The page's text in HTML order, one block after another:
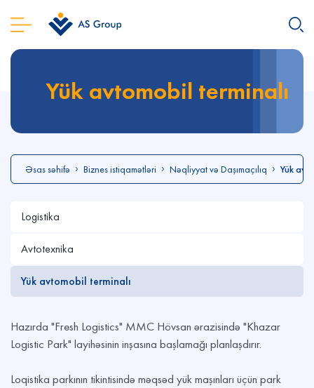
Yük avtomobil terminalı
Əsas səhifə Biznes istiqamətləri Nəqliyyat və Daşımaçılıq Yük
Logistika
Avtotexnika
Yük avtomobil terminalı
Hazırda "Fresh Logistics" MMC Hövsan ərazisində "Khazar
Logistic Park" layihəsinin inşasına başlamağı planlaşdırır.
Loqistika parkının tikintisində məqsəd yük maşınları üçün park